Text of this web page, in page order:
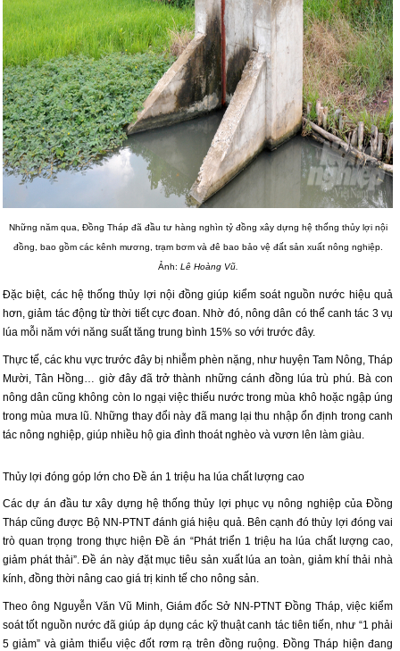
Những năm qua, Đồng Tháp đã đầu tư hàng nghìn tỷ đồng xây dựng hệ thống thủy lợi nội
đồng, bao gồm các kênh mương, trạm bơm và đê bao bảo vệ đất sản xuất nông nghiệp.
Ảnh: Lê Hoàng Vũ.
Đặc biệt, các hệ thống thủy lợi nội đồng giúp kiểm soát nguồn nước hiệu quả
hơn, giảm tác động từ thời tiết cực đoan. Nhờ đó, nông dân có thể canh tác 3 vụ
lúa mỗi năm với năng suất tăng trung bình 15% so với trước đây.
Thực tế, các khu vực trước đây bị nhiễm phèn nặng, như huyện Tam Nông, Tháp
Mười, Tân Hồng… giờ đây đã trở thành những cánh đồng lúa trù phú. Bà con
nông dân cũng không còn lo ngại việc thiếu nước trong mùa khô hoặc ngập úng
trong mùa mưa lũ. Những thay đổi này đã mang lại thu nhập ổn định trong canh
tác nông nghiệp, giúp nhiều hộ gia đình thoát nghèo và vươn lên làm giàu.
Thủy lợi đóng góp lớn cho Đề án 1 triệu ha lúa chất lượng cao
Các dự án đầu tư xây dựng hệ thống thủy lợi phục vụ nông nghiệp của Đồng
Tháp cũng được Bộ NN-PTNT đánh giá hiệu quả. Bên cạnh đó thủy lợi đóng vai
trò quan trọng trong thực hiện Đề án “Phát triển 1 triệu ha lúa chất lượng cao,
giảm phát thải”. Đề án này đặt mục tiêu sản xuất lúa an toàn, giảm khí thải nhà
kính, đồng thời nâng cao giá trị kinh tế cho nông sản.
Theo ông Nguyễn Văn Vũ Minh, Giám đốc Sở NN-PTNT Đồng Tháp, việc kiểm
soát tốt nguồn nước đã giúp áp dụng các kỹ thuật canh tác tiên tiến, như “1 phải
5 giảm” và giảm thiểu việc đốt rơm rạ trên đồng ruộng. Đồng Tháp hiện đang